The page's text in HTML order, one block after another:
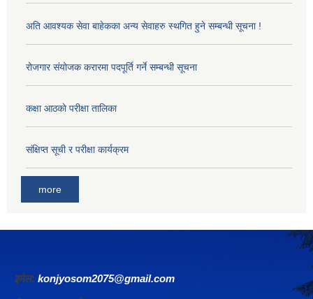
अति आवश्यक सेवा बाहेकका अन्य सेवाहरु स्थगित हुने सम्बन्धी सूचना !
रोजगार संयोजक करारमा पदपूर्ति गर्ने सम्बन्धी सूचना
कक्षा आठकाे परीक्षा तालिका
संक्षिप्त सूची र परीक्षा कार्यक्रम
more
इमेल: konjyosom2075@gmail.com